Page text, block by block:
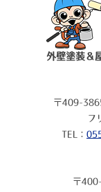
外壁塗装＆
〒409-
フ
TEL：
〒